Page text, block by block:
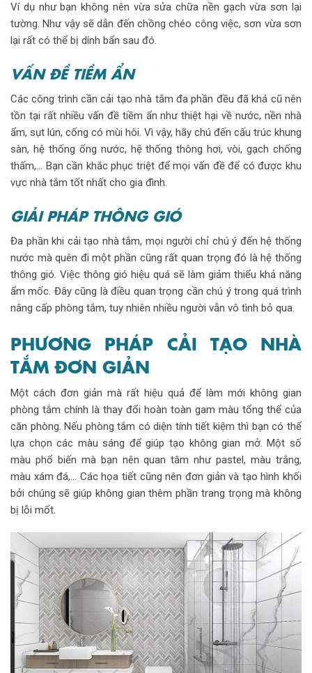
Ví dụ như bạn không nên vừa sửa chữa nền gạch vừa sơn lại
tường. Như vậy sẽ dẫn đến chồng chéo công việc, sơn vừa sơn
lại rất có thể bị dính bẩn sau đó.
VẤN ĐỀ TIỀM ẨN
Các công trình cần cải tạo nhà tắm đa phần đều đã khá cũ nên
tồn tại rất nhiều vấn đề tiềm ẩn như thiệt hại về nước, nền nhà
ẩm, sụt lún, cống có mùi hôi. Vì vậy, hãy chú đến cấu trúc khung
sàn, hệ thống ống nước, hệ thống thông hơi, vòi, gạch chống
thấm,… Bạn cần khắc phục triệt để mọi vấn đề để có được khu
vực nhà tắm tốt nhất cho gia đình.
GIẢI PHÁP THÔNG GIÓ
Đa phần khi cải tạo nhà tắm, mọi người chỉ chú ý đến hệ thống
nước mà quên đi một phần cũng rất quan trọng đó là hệ thống
thông gió. Việc thông gió hiệu quá sẽ làm giảm thiểu khả năng
ẩm mốc. Đây cũng là điều quan trọng cần chú ý trong quá trình
nâng cấp phòng tắm, tuy nhiên nhiều người vẫn vô tình bỏ qua.
PHƯƠNG PHÁP CẢI TẠO NHÀ
TẮM ĐƠN GIẢN
Một cách đơn giản mà rất hiệu quả để làm mới không gian
phòng tắm chính là thay đổi hoàn toàn gam màu tổng thể của
căn phòng. Nếu phòng tắm có diện tính tiết kiệm thì bạn có thể
lựa chọn các màu sáng để giúp tạo không gian mở. Một số
màu phổ biến mà bạn nên quan tâm như pastel, màu trắng,
màu xám đá,… Các họa tiết cũng nên đơn giản và tạo hình khối
bởi chúng sẽ giúp không gian thêm phần trang trọng mà không
bị lỗi mốt.